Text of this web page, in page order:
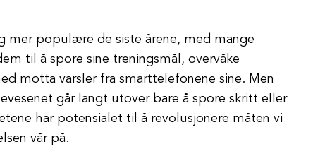
mer populære de siste årene, med mange
til å spore sine treningsmål, overvåke
motta varsler fra smarttelefonene sine. Men
går langt utover bare å spore skritt eller
har potensialet til å revolusjonere måten vi
vår på.